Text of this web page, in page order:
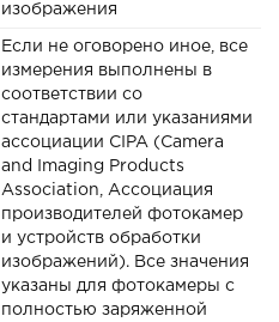
изображения
Если не оговорено иное, все
измерения выполнены в
соответствии со
стандартами или указаниями
ассоциации CIPA (Camera
and Imaging Products
Association, Ассоциация
производителей фотокамер
и устройств обработки
изображений). Все значения
указаны для фотокамеры с
полностью заряженной